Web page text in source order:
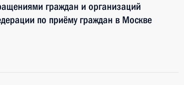
граждан и организаций
по приёму граждан в Москве